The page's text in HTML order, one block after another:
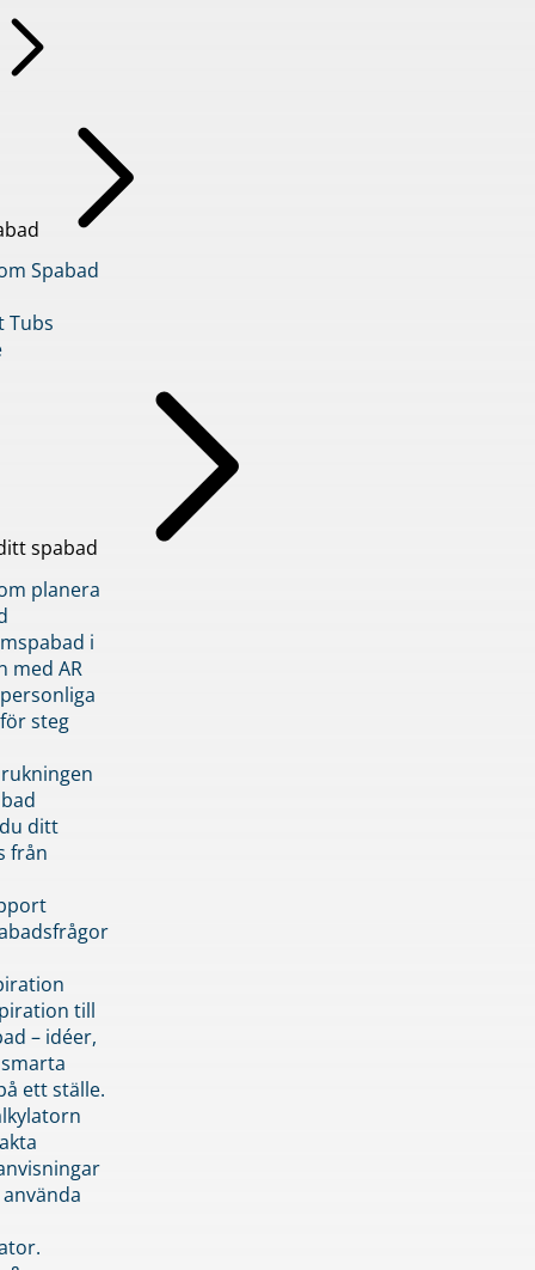
Spabad
Tubs
spabad
planera
i
med AR
steg
ditt
från
till
– idéer,
ett ställe.